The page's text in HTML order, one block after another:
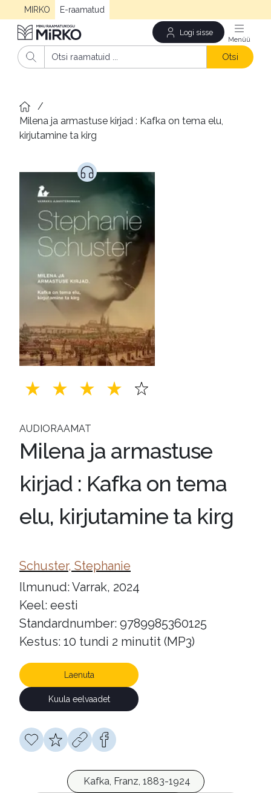
MIRKO E-raamatud
Logi sisse
Otsi
/
Milena ja armastuse kirjad : Kafka on tema elu,
kirjutamine ta kirg
AUDIORAAMAT
Milena ja armastuse
kirjad : Kafka on tema
elu, kirjutamine ta kirg
Schuster, Stephanie
Ilmunud: Varrak, 2024
Keel: eesti
Standardnumber: 9789985360125
Kestus: 10 tundi 2 minutit (MP3)
Laenuta
Kuula eelvaadet
Kafka, Franz, 1883-1924